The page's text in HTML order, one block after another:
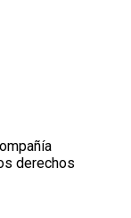
derechos